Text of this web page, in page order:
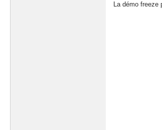
La démo freeze